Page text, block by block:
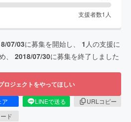
支援者数1 人
07/03に募集を開始し、 1 人の支援に
、 2018/07/30に募集を終了しました
ロジェクトをやってほしい
ア LINEで送る
URLコピー
ド